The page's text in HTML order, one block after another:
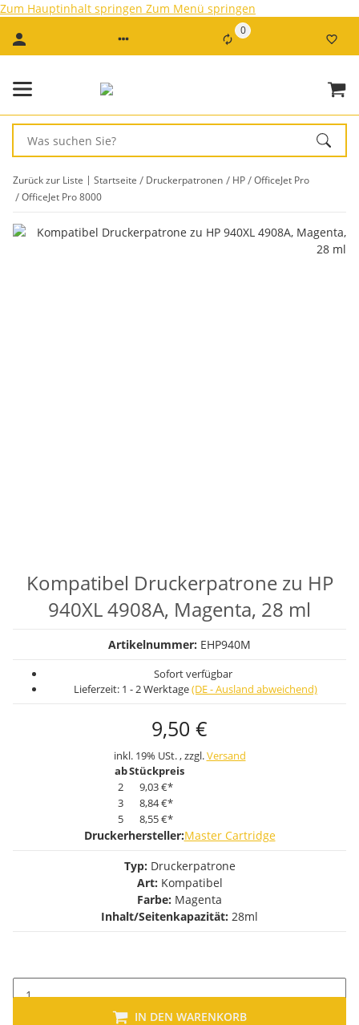
Zum Hauptinhalt springen Zum Menü springen
0
Zurück zur Liste Startseite Druckerpatronen HP
OfficeJet Pro
OfficeJet Pro 8000
Kompatibel Druckerpatrone zu HP
940XL 4908A, Magenta, 28 ml
Artikelnummer: EHP940M
Sofort verfügbar
Lieferzeit: 1 - 2 Werktage(DE - Ausland abweichend)
9,50 €
inkl. 19% USt. , zzgl.Versand
abStückpreis
2
9,03 €*
3
8,84 €*
5
8,55 €*
Druckerhersteller:Master Cartridge
Typ: Druckerpatrone
Art: Kompatibel
Farbe: Magenta
Inhalt/Seitenkapazität: 28ml
IN DEN WARENKORB